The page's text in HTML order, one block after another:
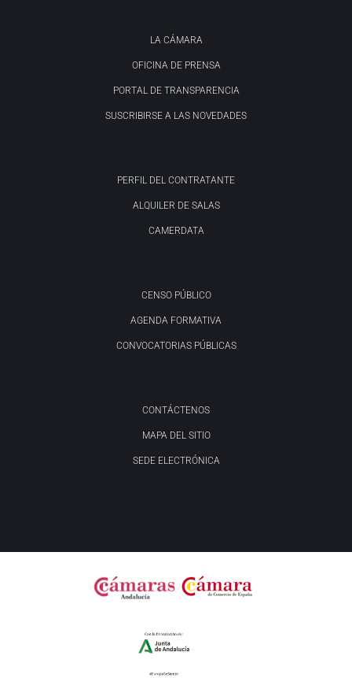
LA CÁMARA
OFICINA DE PRENSA
PORTAL DE TRANSPARENCIA
SUSCRIBIRSE A LAS NOVEDADES
PERFIL DEL CONTRATANTE
ALQUILER DE SALAS
CAMERDATA
CENSO PÚBLICO
AGENDA FORMATIVA
CONVOCATORIAS PÚBLICAS
CONTÁCTENOS
MAPA DEL SITIO
SEDE ELECTRÓNICA